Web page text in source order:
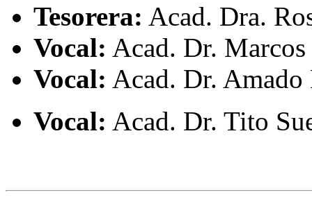
Tesorera: Acad. Dra.
Vocal: Acad. Dr.
Vocal: Acad. Dr. Amado
Vocal: Acad. Dr. Tito